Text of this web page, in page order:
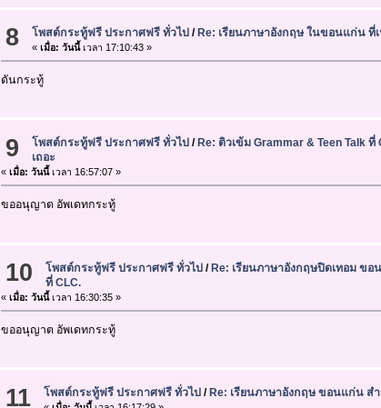
8 โพสต์กระทู้ฟรี ประกาศฟรี ทั่วไป /Re: เรียนภาษาอังกฤษ ในขอนแก่น
«เมื่อ: วันนี้เวลา 17:10:43 »
ดันกระทู้
9 โพสต์กระทู้ฟรี ประกาศฟรี ทั่วไป / Re: ติวเข้ม Grammar & Teen Talk
เถอะ
« เมื่อ: วันนี้เวลา 16:57:07 »
ขออนุญาต อัพเดทกระทู้
10 โพสต์กระทู้ฟรี ประกาศฟรี ทั่วไป /Re: เรียนภาษาอังกฤษปิดเทอม ข
ที่ CLC.
« เมื่อ: วันนี้เวลา 16:30:35 »
ขออนุญาต อัพเดทกระทู้
11 โพสต์กระทู้ฟรี ประกาศฟรี ทั่วไป / Re: เรียนภาษาอังกฤษ ขอนแก่น ส